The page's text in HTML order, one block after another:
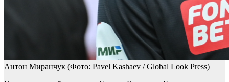
Антон Миранчук (Фото: Pavel Kashaev / Global Look Press)